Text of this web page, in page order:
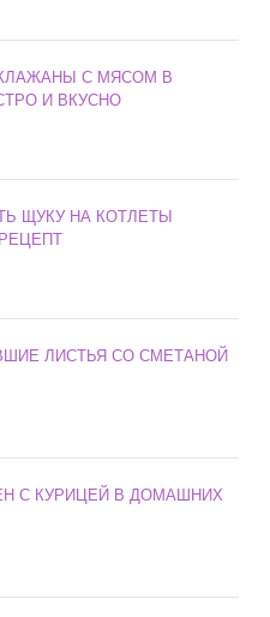
С МЯСОМ В
И ВКУСНО
ЩУКУ НА КОТЛЕТЫ
ЛИСТЬЯ СО СМЕТАНОЙ
С КУРИЦЕЙ В ДОМАШНИХ